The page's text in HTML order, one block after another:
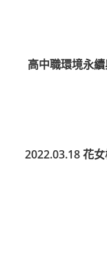
高中職環境永
2022.03.18 花